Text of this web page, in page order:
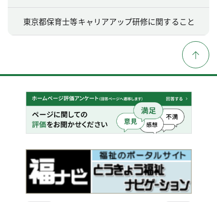
東京都保育士等キャリアアップ研修に関すること